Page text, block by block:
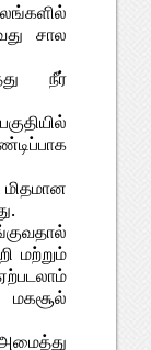
சால
நீர்
மற்றும்